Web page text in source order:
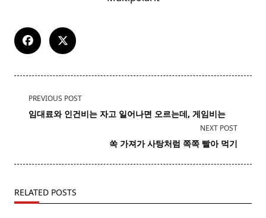
<span
class="nav-
text">Page</span>
PREVIOUS POST
임대료와 인건비는 자고 일어나면 오르는데, 게임비는
NEXT POST
쏙 가져가 사탕처럼 쪽쪽 빨아 먹기
RELATED POSTS